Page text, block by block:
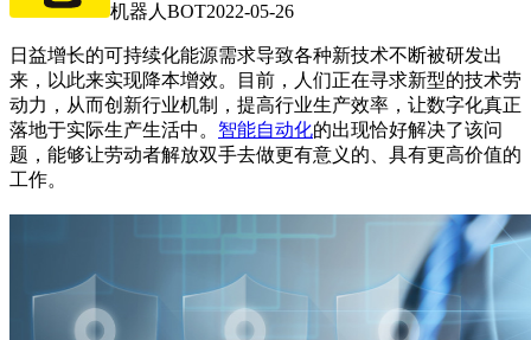
机器人BOT2022-05-26
日益增长的可持续化能源需求导致各种新技术不断被研发出
来，以此来实现降本增效。目前，人们正在寻求新型的技术劳
动力，从而创新行业机制，提高行业生产效率，让数字化真正
落地于实际生产生活中。 智能自动化的出现恰好解决了该问
题，能够让劳动者解放双手去做更有意义的、具有更高价值的
工作。